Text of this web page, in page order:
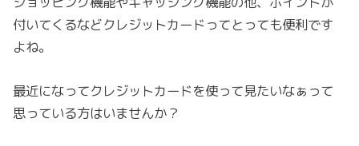
付いてくるなどクレジットカードってとっても便利です
よね。
最近になってクレジットカードを使って見たいなぁって
思っている方はいませんか？